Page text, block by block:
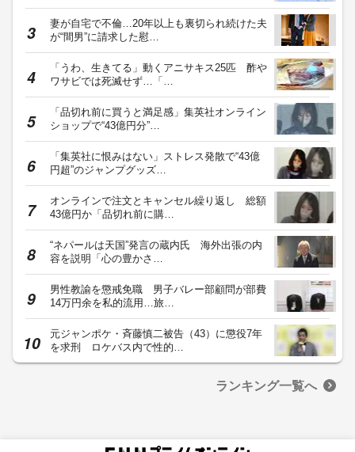
妻が自宅で不倫…20年以上も裏切られ続けた夫
が“間男”に請求した慰…
「うわ、生きてる」動くアニサキス25匹 酢や
ワサビでは死滅せず…「…
「品切れ前に買うと満足感」集英社オンライン
ショップで“43億円分”…
「集英社に恨みはない」ストレス発散で“43億
円超”のジャンプグッズ…
オンラインで注文とキャンセル繰り返し 総額
43億円か「品切れ前に購…
“ネパールは天国”発言の蔵内氏 海外出張の内
容を説明「心の豊かさ…
男性教諭を懲戒免職 男子バレー部顧問が部費
14万円余を私的流用…旅…
元ジャンポケ・斉藤慎二被告（43）に懲役7年
を求刑 ロケバス内で性的…
ランキング一覧へ